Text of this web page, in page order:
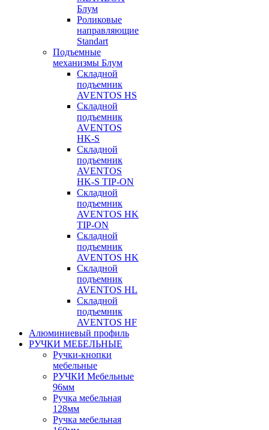
Блум
Роликовые
направляющие
Standart
Подъемные
механизмы Блум
Складной
подъемник
AVENTOS HS
Складной
подъемник
AVENTOS
HK-S
Складной
подъемник
AVENTOS
HK-S TIP-ON
Складной
подъемник
AVENTOS HK
TIP-ON
Складной
подъемник
AVENTOS HK
Складной
подъемник
AVENTOS HL
Складной
подъемник
AVENTOS HF
Алюминиевый профиль
РУЧКИ МЕБЕЛЬНЫЕ
Ручки-кнопки
мебельные
РУЧКИ Мебельные
96мм
Ручка мебельная
128мм
Ручка мебельная